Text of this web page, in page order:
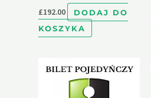
£192.00
DODAJ DO
KOSZYKA